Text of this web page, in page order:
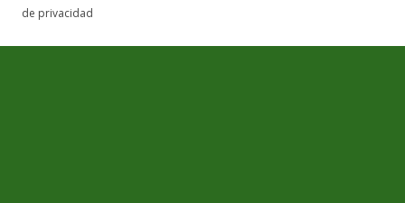
de privacidad